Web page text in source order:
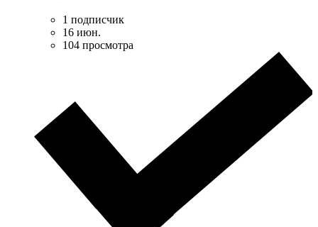
1 подписчик
16 июн.
104 просмотра